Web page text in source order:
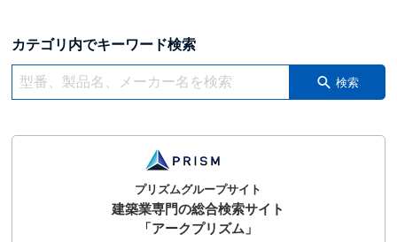
カテゴリ内でキーワード検索
検索
プリズムグループサイト
建築業専門の総合検索サイト
「アークプリズム」